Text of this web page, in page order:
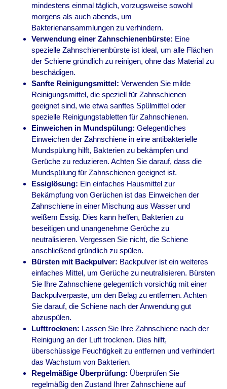
mindestens einmal täglich, vorzugsweise sowohl
morgens als auch abends, um
Bakterienansammlungen zu verhindern.
Verwendung einer Zahnschienenbürste: Eine
spezielle Zahnschienenbürste ist ideal, um alle Flächen
der Schiene gründlich zu reinigen, ohne das Material zu
beschädigen.
Sanfte Reinigungsmittel: Verwenden Sie milde
Reinigungsmittel, die speziell für Zahnschienen
geeignet sind, wie etwa sanftes Spülmittel oder
spezielle Reinigungstabletten für Zahnschienen.
Einweichen in Mundspülung: Gelegentliches
Einweichen der Zahnschiene in eine antibakterielle
Mundspülung hilft, Bakterien zu bekämpfen und
Gerüche zu reduzieren. Achten Sie darauf, dass die
Mundspülung für Zahnschienen geeignet ist.
Essiglösung: Ein einfaches Hausmittel zur
Bekämpfung von Gerüchen ist das Einweichen der
Zahnschiene in einer Mischung aus Wasser und
weißem Essig. Dies kann helfen, Bakterien zu
beseitigen und unangenehme Gerüche zu
neutralisieren. Vergessen Sie nicht, die Schiene
anschließend gründlich zu spülen.
Bürsten mit Backpulver: Backpulver ist ein weiteres
einfaches Mittel, um Gerüche zu neutralisieren. Bürsten
Sie Ihre Zahnschiene gelegentlich vorsichtig mit einer
Backpulverpaste, um den Belag zu entfernen. Achten
Sie darauf, die Schiene nach der Anwendung gut
abzuspülen.
Lufttrocknen: Lassen Sie Ihre Zahnschiene nach der
Reinigung an der Luft trocknen. Dies hilft,
überschüssige Feuchtigkeit zu entfernen und verhindert
das Wachstum von Bakterien.
Regelmäßige Überprüfung: Überprüfen Sie
regelmäßig den Zustand Ihrer Zahnschiene auf